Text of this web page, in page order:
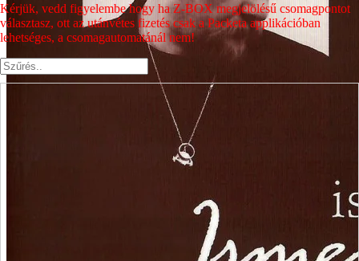
Kérjük, vedd figyelembe hogy ha Z-BOX megjelölésű csomagpontot
választasz, ott az utánvétes fizetés csak a Packeta applikációban
lehetséges, a csomagautomatánál nem!